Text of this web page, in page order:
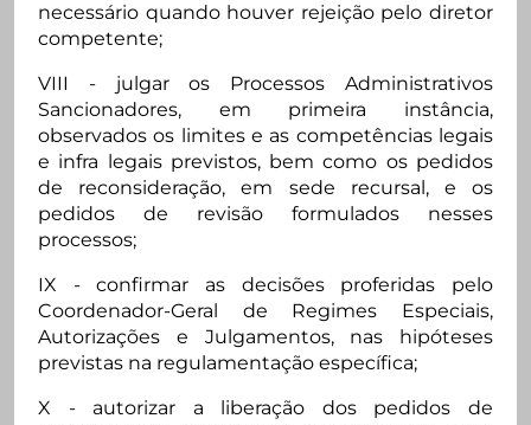
necessário quando houver rejeição pelo diretor
competente;
VIII - julgar os Processos Administrativos
Sancionadores, em primeira instância,
observados os limites e as competências legais
e infra legais previstos, bem como os pedidos
de reconsideração, em sede recursal, e os
pedidos de revisão formulados nesses
processos;
IX - confirmar as decisões proferidas pelo
Coordenador-Geral de Regimes Especiais,
Autorizações e Julgamentos, nas hipóteses
previstas na regulamentação específica;
X - autorizar a liberação dos pedidos de